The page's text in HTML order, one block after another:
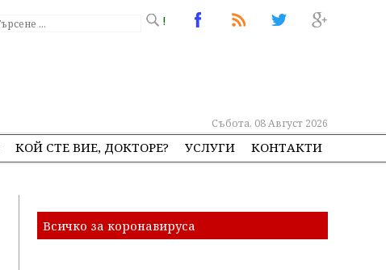
!
Събота, 08 Август 2026
КОЙ СТЕ ВИЕ, ДОКТОРЕ? УСЛУГИ КОНТАКТИ
Всичко за коронавируса